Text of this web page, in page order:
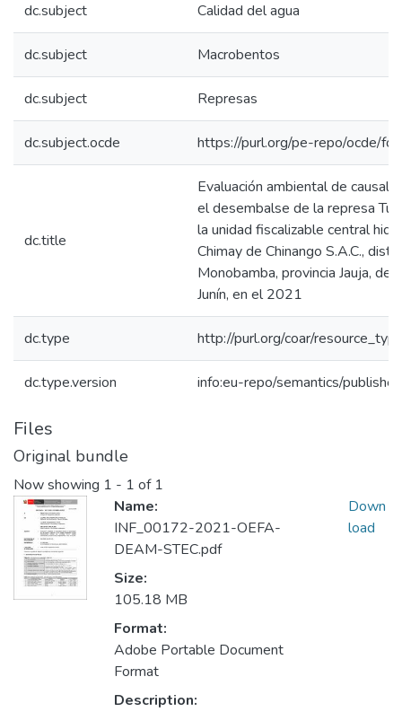
dc.subject Calidad del agua
dc.subject Macrobentos
dc.subject Represas
dc.subject.ocde https://purl.org/pe-repo/ocde/
dc.title
Evaluación ambiental de
el desembalse de la represa
la unidad fiscalizable central
Chimay de Chinango S.A.C.,
Monobamba, provincia Jauja,
Junín, en el 2021
dc.type http://purl.org/coar/
dc.type.version info:eu-repo/semantics/
Files
Original bundle
Now showing 1 - 1 of 1
Name:
INF_00172-2021-OEFA-
DEAM-STEC.pdf
Size:
105.18 MB
Format:
Adobe Portable Document
Format
Description:
Down
load